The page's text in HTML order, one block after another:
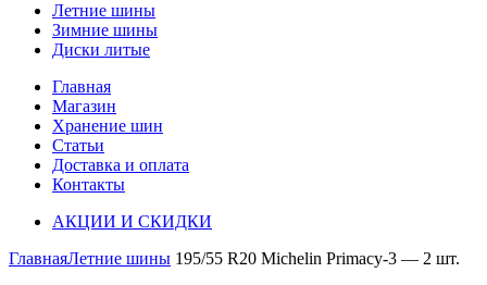
Летние шины
Зимние шины
Диски литые
Главная
Магазин
Хранение шин
Статьи
Доставка и оплата
Контакты
АКЦИИ И СКИДКИ
ГлавнаяЛетние шины 195/55 R20 Michelin Primaсy-3 — 2 шт.